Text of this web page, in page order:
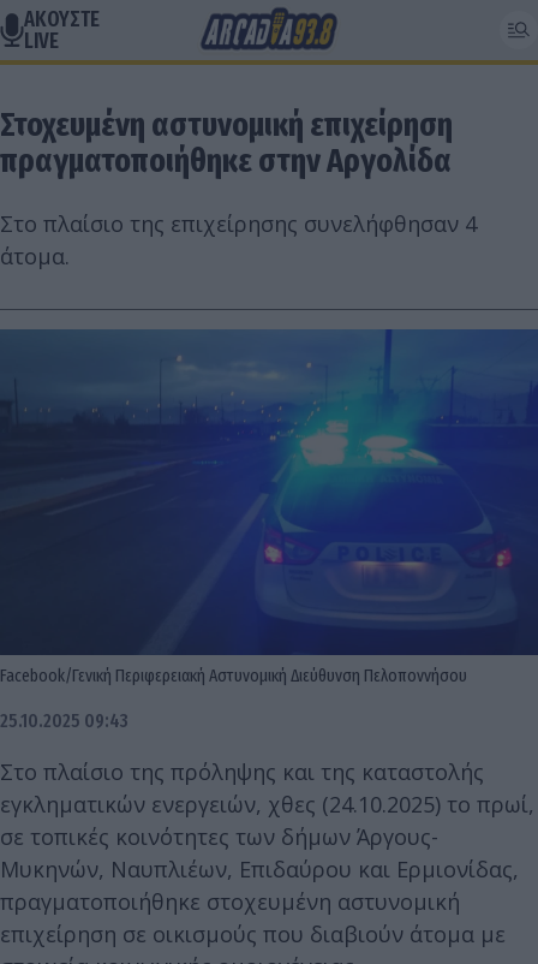
ΑΚΟΥΣΤΕ
LIVE
Στοχευμένη αστυνομική επιχείρηση
πραγματοποιήθηκε στην Αργολίδα
Στο πλαίσιο της επιχείρησης συνελήφθησαν 4
άτομα.
Facebook/Γενική Περιφερειακή Αστυνομική Διεύθυνση Πελοποννήσου
25.10.2025 09:43
Στο πλαίσιο της πρόληψης και της καταστολής
εγκληματικών ενεργειών, χθες (24.10.2025) το πρωί,
σε τοπικές κοινότητες των δήμων Άργους-
Μυκηνών, Ναυπλιέων, Επιδαύρου και Ερμιονίδας,
πραγματοποιήθηκε στοχευμένη αστυνομική
επιχείρηση σε οικισμούς που διαβιούν άτομα με